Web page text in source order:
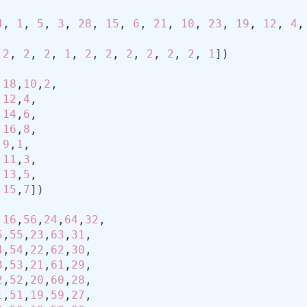
, 1 , 5 , 3 , 28 , 15 , 6 , 21 , 10 , 23 , 19 , 12 , 4
2 , 2 , 2 , 1 , 2 , 2 , 2 , 2 , 2 , 2 , 1
18 , 10 , 2
12 , 4
14 , 6
16 , 8
9 , 1
11 , 3
13 , 5
15 , 7
16 , 56 , 24 , 64 , 32
, 55 , 23 , 63 , 31
, 54 , 22 , 62 , 30
, 53 , 21 , 61 , 29
, 52 , 20 , 60 , 28
, 51 , 19 , 59 , 27